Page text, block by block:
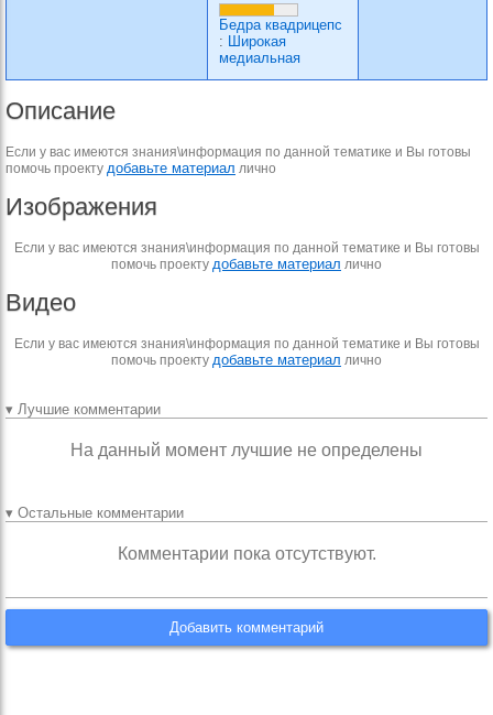
Бедра квадрицепс
: Широкая
медиальная
Описание
Если у вас имеются знания\информация по данной тематике и Вы готовы
помочь проекту добавьте материал лично
Изображения
Если у вас имеются знания\информация по данной тематике и Вы готовы
помочь проекту добавьте материал лично
Видео
Если у вас имеются знания\информация по данной тематике и Вы готовы
помочь проекту добавьте материал лично
▾ Лучшие комментарии
На данный момент лучшие не определены
▾ Остальные комментарии
Комментарии пока отсутствуют.
Добавить комментарий